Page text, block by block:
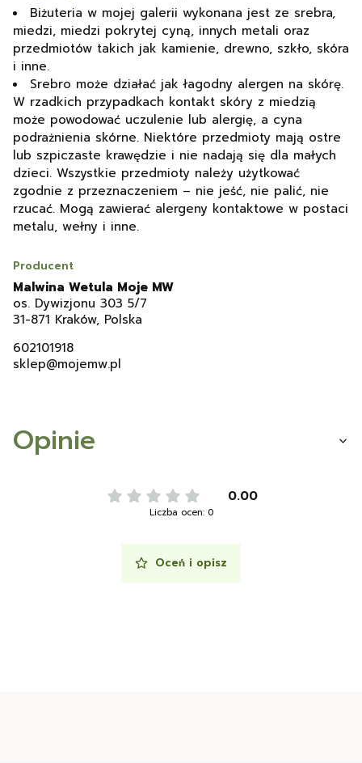
Biżuteria w mojej galerii wykonana jest ze srebra,
miedzi, miedzi pokrytej cyną, innych metali oraz
przedmiotów takich jak kamienie, drewno, szkło, skóra
i inne.
Srebro może działać jak łagodny alergen na skórę.
W rzadkich przypadkach kontakt skóry z miedzią
może powodować uczulenie lub alergię, a cyna
podrażnienia skórne. Niektóre przedmioty mają ostre
lub szpiczaste krawędzie i nie nadają się dla małych
dzieci. Wszystkie przedmioty należy użytkować
zgodnie z przeznaczeniem – nie jeść, nie palić, nie
rzucać. Mogą zawierać alergeny kontaktowe w postaci
metalu, wełny i inne.
Producent
Malwina Wetula Moje MW
os. Dywizjonu 303 5/7
31-871 Kraków, Polska
602101918
sklep@mojemw.pl
Opinie
0.00
Liczba ocen: 0
Oceń i opisz